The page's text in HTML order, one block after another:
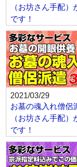
（お坊さん手配）
です！
2021/03/29
お墓の魂入れ僧侶
（お坊さん手配）
です！